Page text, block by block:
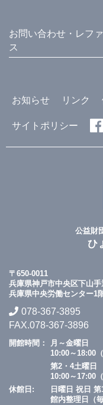
お問い合わせ・レフ
ス
お知らせ リンク
サイトポリシー
公益財
ひ
〒650-0011
兵庫県神戸市中央区下山
兵庫県中央労働センター1
078-367-3895
FAX.078-367-3896
開館時間：
月～金曜日
10:00～18:00
第2・4土曜日
10:00～17:00
休館日:
日曜日 祝日
館内整理日（